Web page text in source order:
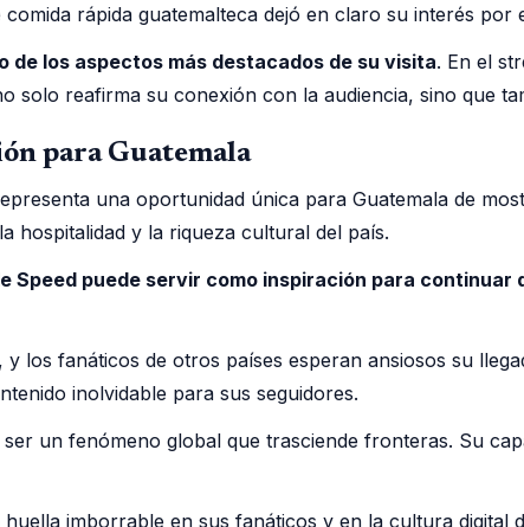
rápida guatemalteca dejó en claro su interés por
de los aspectos más destacados de su visita. En el
solo reafirma su conexión con la audiencia, sino que
para Guatemala
una oportunidad única para Guatemala de
hospitalidad y la riqueza cultural del país.
Speed puede servir como inspiración para
, y los fanáticos de otros países esperan ansiosos su
inolvidable para sus seguidores.
un fenómeno global que trasciende fronteras. Su
huella imborrable en sus fanáticos y en la cultura